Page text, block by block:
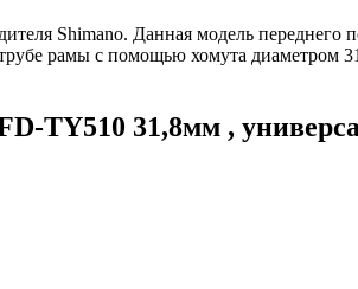
Shimano. Данная модель переднего
рамы с помощью хомута диаметром
TY510 31,8мм ,